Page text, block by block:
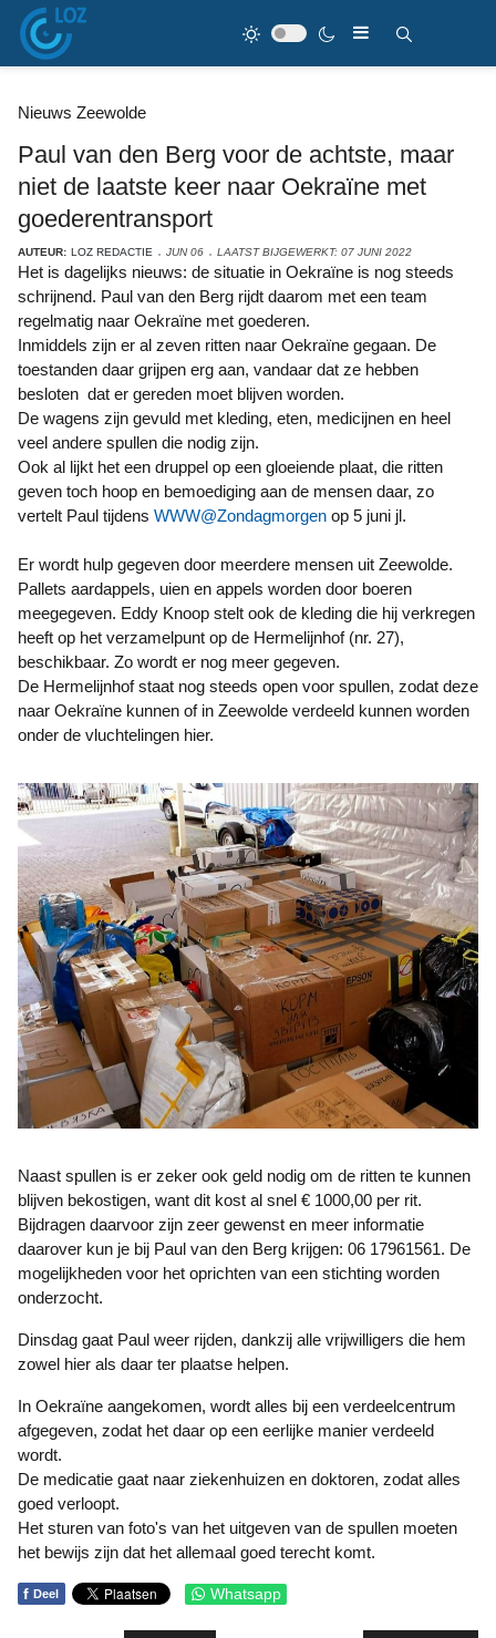
Nieuws Zeewolde
Paul van den Berg voor de achtste, maar
niet de laatste keer naar Oekraïne met
goederentransport
AUTEUR: LOZ REDACTIE JUN 06 LAATST BIJGEWERKT: 07 JUNI 2022
Het is dagelijks nieuws: de situatie in Oekraïne is nog steeds
schrijnend. Paul van den Berg rijdt daarom met een team
regelmatig naar Oekraïne met goederen.
Inmiddels zijn er al zeven ritten naar Oekraïne gegaan. De
toestanden daar grijpen erg aan, vandaar dat ze hebben
besloten dat er gereden moet blijven worden.
De wagens zijn gevuld met kleding, eten, medicijnen en heel
veel andere spullen die nodig zijn.
Ook al lijkt het een druppel op een gloeiende plaat, die ritten
geven toch hoop en bemoediging aan de mensen daar, zo
vertelt Paul tijdens WWW@Zondagmorgen op 5 juni jl.
Er wordt hulp gegeven door meerdere mensen uit Zeewolde.
Pallets aardappels, uien en appels worden door boeren
meegegeven. Eddy Knoop stelt ook de kleding die hij verkregen
heeft op het verzamelpunt op de Hermelijnhof (nr. 27),
beschikbaar. Zo wordt er nog meer gegeven.
De Hermelijnhof staat nog steeds open voor spullen, zodat deze
naar Oekraïne kunnen of in Zeewolde verdeeld kunnen worden
onder de vluchtelingen hier.
Naast spullen is er zeker ook geld nodig om de ritten te kunnen
blijven bekostigen, want dit kost al snel € 1000,00 per rit.
Bijdragen daarvoor zijn zeer gewenst en meer informatie
daarover kun je bij Paul van den Berg krijgen: 06 17961561. De
mogelijkheden voor het oprichten van een stichting worden
onderzocht.
Dinsdag gaat Paul weer rijden, dankzij alle vrijwilligers die hem
zowel hier als daar ter plaatse helpen.
In Oekraïne aangekomen, wordt alles bij een verdeelcentrum
afgegeven, zodat het daar op een eerlijke manier verdeeld
wordt.
De medicatie gaat naar ziekenhuizen en doktoren, zodat alles
goed verloopt.
Het sturen van foto's van het uitgeven van de spullen moeten
het bewijs zijn dat het allemaal goed terecht komt.
f Deel Whatsapp